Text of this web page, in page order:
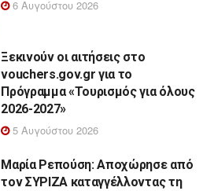
6 Αυγούστου 2026
Ξεκινούν οι αιτήσεις στο
vouchers.gov.gr για το
Πρόγραμμα «Τουρισμός για όλους
2026-2027»
5 Αυγούστου 2026
Μαρία Ρεπούση: Αποχώρησε από
τον ΣΥΡΙΖΑ καταγγέλλοντας τη